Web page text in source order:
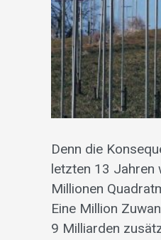
Denn die
letzten 13 Jahren
Millionen
Eine Million
9 Milliarden